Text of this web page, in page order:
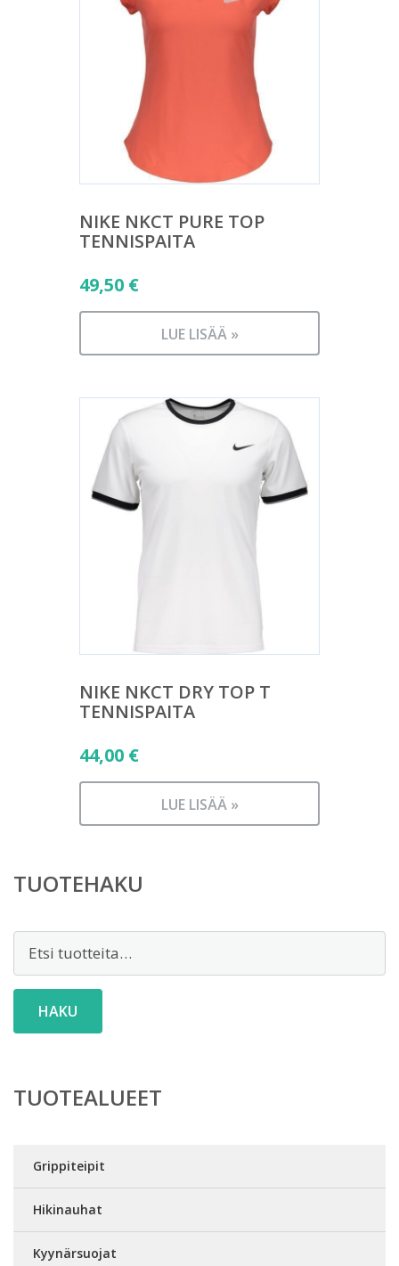
NIKE NKCT PURE TOP
TENNISPAITA
49,50 €
LUE LISÄÄ »
NIKE NKCT DRY TOP T
TENNISPAITA
44,00 €
LUE LISÄÄ »
TUOTEHAKU
Etsi:
HAKU
TUOTEALUEET
Grippiteipit
Hikinauhat
Kyynärsuojat